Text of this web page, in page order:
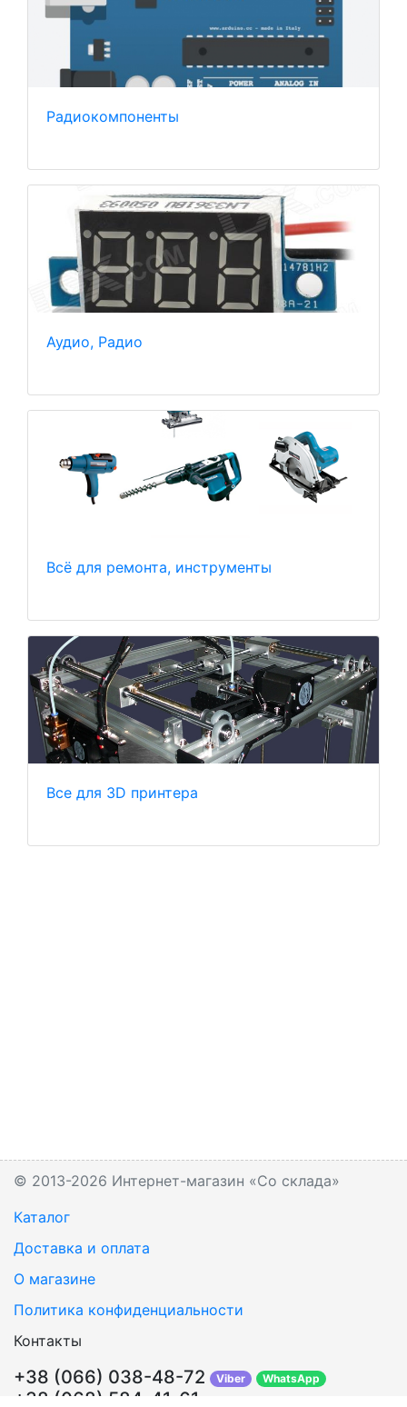
Радиокомпоненты
Аудио, Радио
Всё для ремонта, инструменты
Все для 3D принтера
© 2013-2026 Интернет-магазин «Со склада»
Каталог
Доставка и оплата
О магазине
Политика конфиденциальности
Контакты
+38 (066) 038-48-72 Viber WhatsApp
+38 (068) 584-41-61